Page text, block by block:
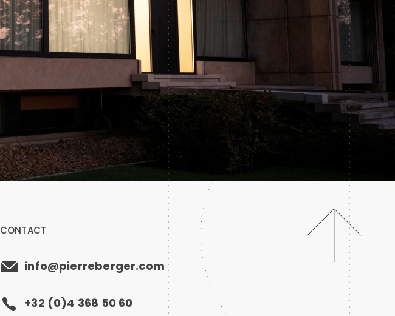
CONTACT
info@pierreberger.com
+32 (0)4 368 50 60